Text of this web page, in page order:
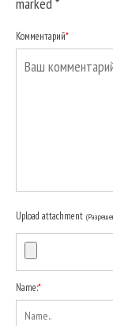
Комментарий*
Upload attachment
Name:*